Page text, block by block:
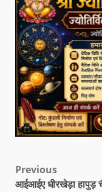
Previous
आईआईए धीरखेड़ा हापुड़